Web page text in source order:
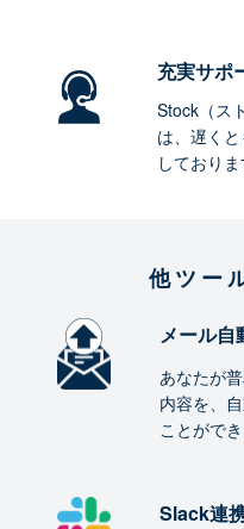
充実サポ
Stock（ス
は、遅く
しておりま
他ツー
メール自
あなたが
内容を、
ことがで
Slack連